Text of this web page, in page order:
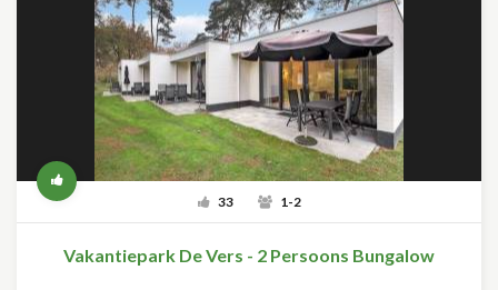
33 1-2
Vakantiepark De Vers - 2 Persoons Bungalow